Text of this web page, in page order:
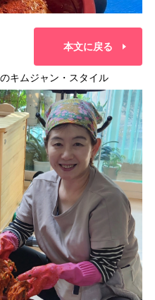
本文に戻る
キムジャン・スタイル